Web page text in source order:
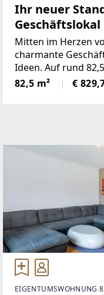
Ihr neuer
Frohnleiten
Mitten im Herzen
charmante
Ideen. Auf rund
Voraussetzungen
oder Büro –
82,5 m² €
EIGENTUMSWOHNUNG